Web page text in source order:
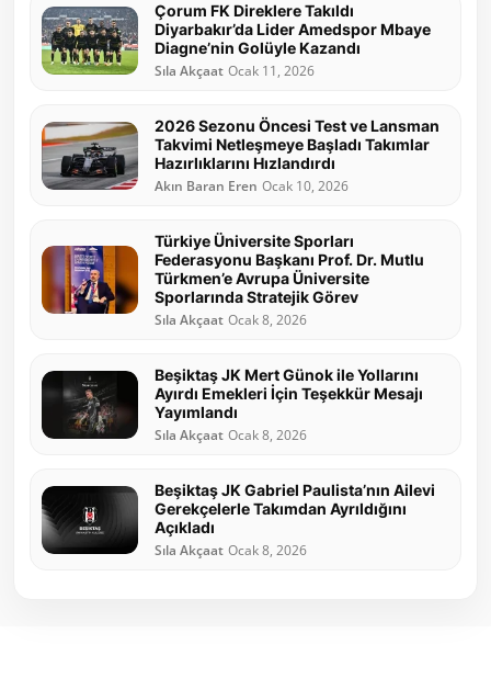
Çorum FK Direklere Takıldı
Diyarbakır’da Lider Amedspor Mbaye
Diagne’nin Golüyle Kazandı
Sıla Akçaat Ocak 11, 2026
2026 Sezonu Öncesi Test ve Lansman
Takvimi Netleşmeye Başladı Takımlar
Hazırlıklarını Hızlandırdı
Akın Baran Eren Ocak 10, 2026
Türkiye Üniversite Sporları
Federasyonu Başkanı Prof. Dr. Mutlu
Türkmen’e Avrupa Üniversite
Sporlarında Stratejik Görev
Sıla Akçaat Ocak 8, 2026
Beşiktaş JK Mert Günok ile Yollarını
Ayırdı Emekleri İçin Teşekkür Mesajı
Yayımlandı
Sıla Akçaat Ocak 8, 2026
Beşiktaş JK Gabriel Paulista’nın Ailevi
Gerekçelerle Takımdan Ayrıldığını
Açıkladı
Sıla Akçaat Ocak 8, 2026